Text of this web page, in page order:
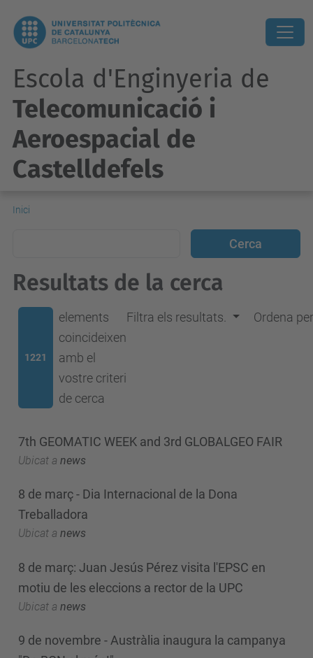
Escola d'Enginyeria de
Telecomunicació i
Aeroespacial de
Castelldefels
Inici
Resultats de la cerca
1221
elements
coincideixen
amb el
vostre criteri
de cerca
Filtra els resultats. Ordena
7th GEOMATIC WEEK and 3rd GLOBALGEO FAIR
Ubicat a news
8 de març - Dia Internacional de la Dona
Treballadora
Ubicat a news
8 de març: Juan Jesús Pérez visita l'EPSC en
motiu de les eleccions a rector de la UPC
Ubicat a news
9 de novembre - Austràlia inaugura la campanya